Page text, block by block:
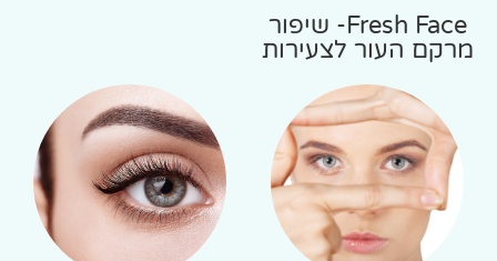
Fresh Face- שיפור
מרקם העור לצעירות